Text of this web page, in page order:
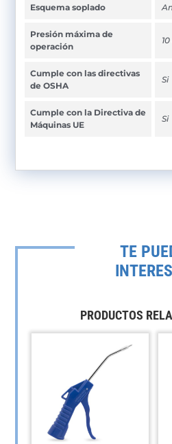
Esquema soplado
Presión máxima de
operación
Cumple con las directivas
de OSHA
Si
Cumple con la Directiva de
Máquinas UE
Si
TE
PRODUCTOS